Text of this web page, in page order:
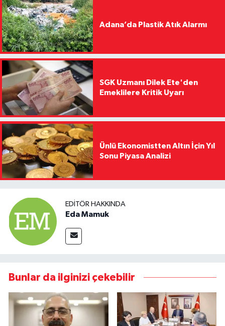
Adana’da Plastik Atık Alarmı
SGK Uzmanı Dilek Ete'den
Emeklilere Kritik Uyarı
Ünlü Ekonomistten Altın İçin Yıl
Sonu Piyasa Analizi
EDITÖR HAKKINDA
Eda Mamuk
Bunlar da ilginizi çekebilir